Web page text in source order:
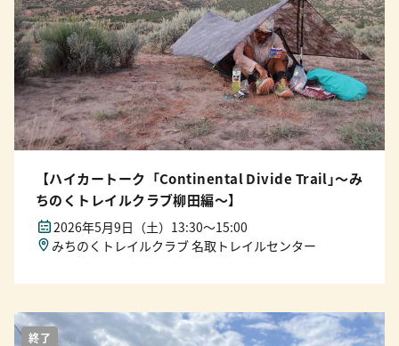
【ハイカートーク「Continental Divide Trail｣〜み
ちのくトレイルクラブ柳田編〜】
2026年5月9日（土）13:30〜15:00
みちのくトレイルクラブ 名取トレイルセンター
終了